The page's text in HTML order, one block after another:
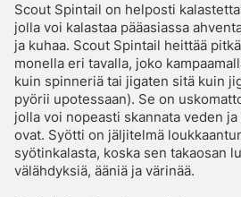
Scout Spintail on helposti
jolla voi kalastaa pääasiassa
ja kuhaa. Scout Spintail heittää
monella eri tavalla, joko
kuin spinneriä tai jigaten sitä kuin
pyörii upotessaan). Se on
jolla voi nopeasti skannata veden
ovat. Syötti on jäljitelmä
syötinkalasta, koska sen takaosan
välähdyksiä, ääniä ja värinää.